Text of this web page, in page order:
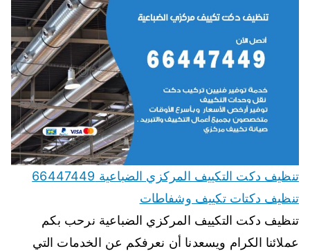
تنظيف دكت التكييف المركزي الضباعية 66447449
تنظيف دكتات تكييف وشفاطات
تنظيف دكت التكييف المركزي الضباعية نرحب بكم
عملائنا الكرام ويسعدنا أن نعرفكم عن الخدمات التي